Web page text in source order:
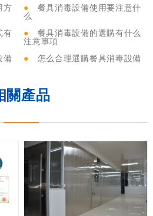
方
● 餐具消毒設備使用要注意什
么
有
● 餐具消毒設備的選購有什么
注意事項
備 ● 怎么合理選購餐具消毒設備
關產品